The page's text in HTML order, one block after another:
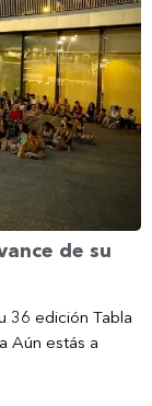
de su
36 edición Tabla
Aún estás a